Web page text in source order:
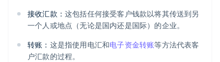
接收汇款： 这包括任何接受客户钱款以将其传送到另
一个人或地点（无论是国内还是国际）的企业。
转账： 这是指使用电汇和电子资金转账等方法代表客
户汇款的过程。